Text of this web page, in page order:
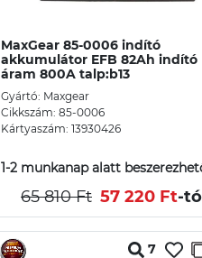
MaxGear 85-0006 indító
akkumulátor EFB 82Ah indító
áram 800A talp:b13
Gyártó: Maxgear
Cikkszám: 85-0006
Kártyaszám: 13930426
1-2 munkanap alatt
65 810 Ft 57 220 Ft-
7